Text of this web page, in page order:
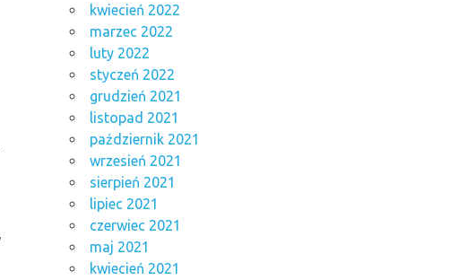
kwiecień 2022
marzec 2022
luty 2022
styczeń 2022
grudzień 2021
listopad 2021
październik 2021
wrzesień 2021
sierpień 2021
lipiec 2021
czerwiec 2021
maj 2021
kwiecień 2021